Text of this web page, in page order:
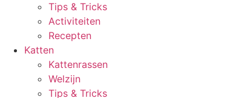
Tips & Tricks
Activiteiten
Recepten
Katten
Kattenrassen
Welzijn
Tips & Tricks